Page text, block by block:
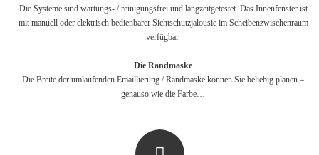
Die Systeme sind wartungs- / reinigungsfrei und langzeitgetestet. Das Innenfenster ist
mit manuell oder elektrisch bedienbarer Sichtschutzjalousie im Scheibenzwischenraum
verfügbar.
Die Randmaske
Die Breite der umlaufenden Emaillierung / Randmaske können Sie beliebig planen –
genauso wie die Farbe…